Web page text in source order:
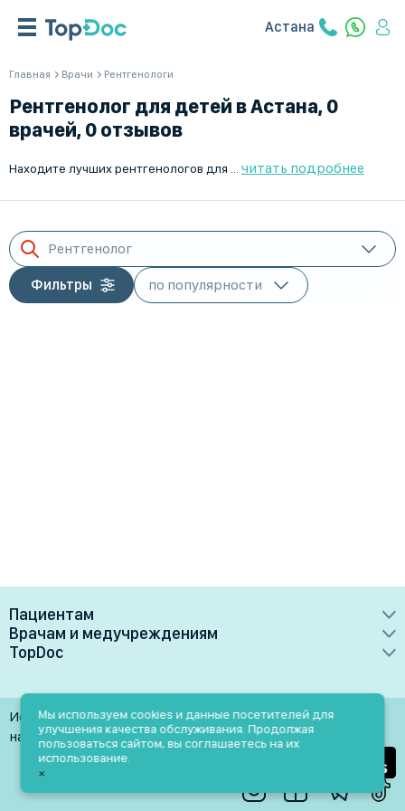
Астана
Главная Врачи Рентгенологи
Рентгенолог для детей в Астана, 0
врачей, 0 отзывов
читать подробнее
Рентгенолог
Фильтры
Пациентам
Врачи
Клиники
Лаборатории
Услуги
Блог
Акции и скидки
Врачам и медучреждениям
Преимущества
Медучреждениям
Врачам
TopDoc
Контакты
Помощь
Использование материалов разрешено только при
наличии активной ссылки на источник
Мы используем cookies и данные посетителей для
улучшения качества обслуживания. Продолжая
пользоваться сайтом, вы соглашаетесь на их
использование.
×